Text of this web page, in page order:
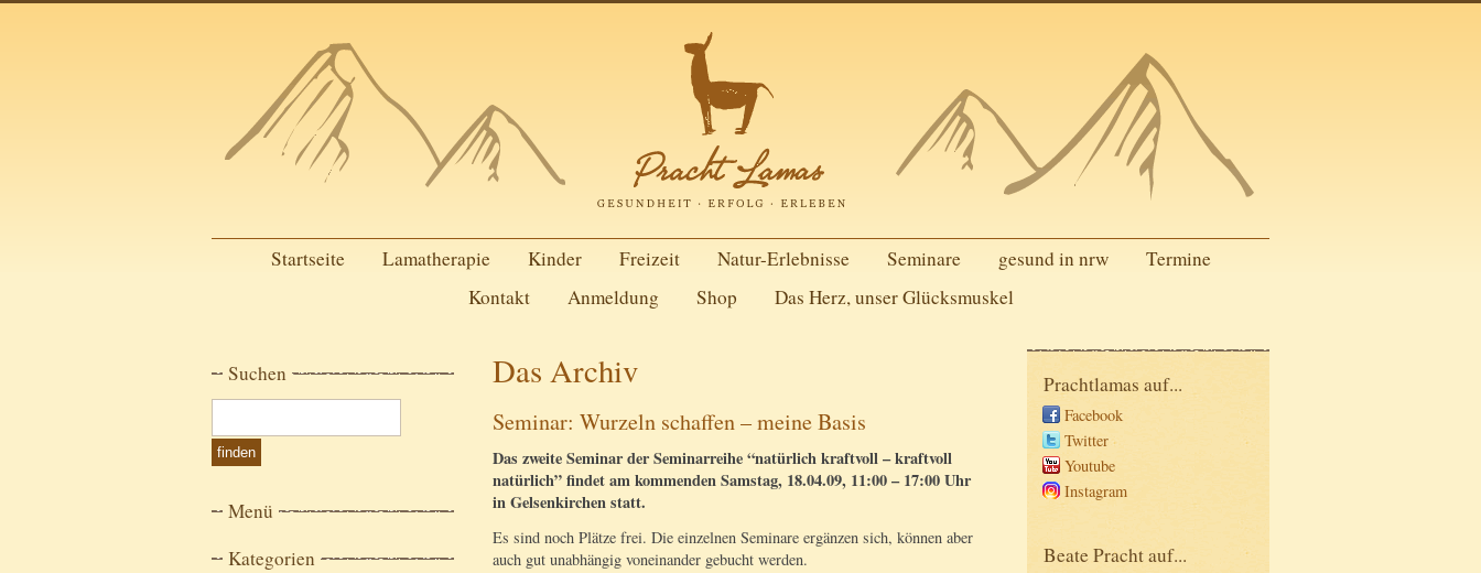
Startseite Lamatherapie Kinder Freizeit Natur-Erlebnisse Seminare gesund in nrw
Termine
Kontakt
Anmeldung Shop Das Herz, unser Glücksmuskel
Suchen
Menü
Kategorien
Prachtlamas auf...
Facebook
Twitter
Youtube
Instagram
Beate Pracht auf...
Das Archiv
Seminar: Wurzeln schaffen – meine Basis
Das zweite Seminar der Seminarreihe “natürlich kraftvoll – kraftvoll
natürlich” findet am kommenden Samstag, 18.04.09, 11:00 – 17:00 Uhr
in Gelsenkirchen statt.
Es sind noch Plätze frei. Die einzelnen Seminare ergänzen sich, können aber
auch gut unabhängig voneinander gebucht werden.